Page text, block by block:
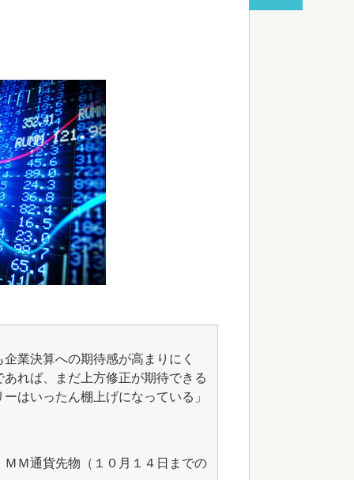
業決算への期待感が高まりにく
れば、まだ上方修正が期待できる
はいったん棚上げになっている」
Ｍ通貨先物（１０月１４日までの